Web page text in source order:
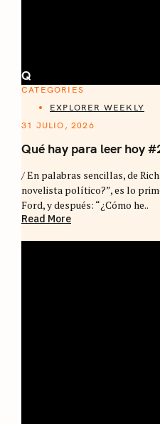
Q
CATEGORIES
EXPLORER WEEKLY
31 JULIO, 2026
Qué hay para leer hoy
/ En palabras sencillas, de
novelista político?”, es lo
Ford, y después: “¿Cómo he..
Read More